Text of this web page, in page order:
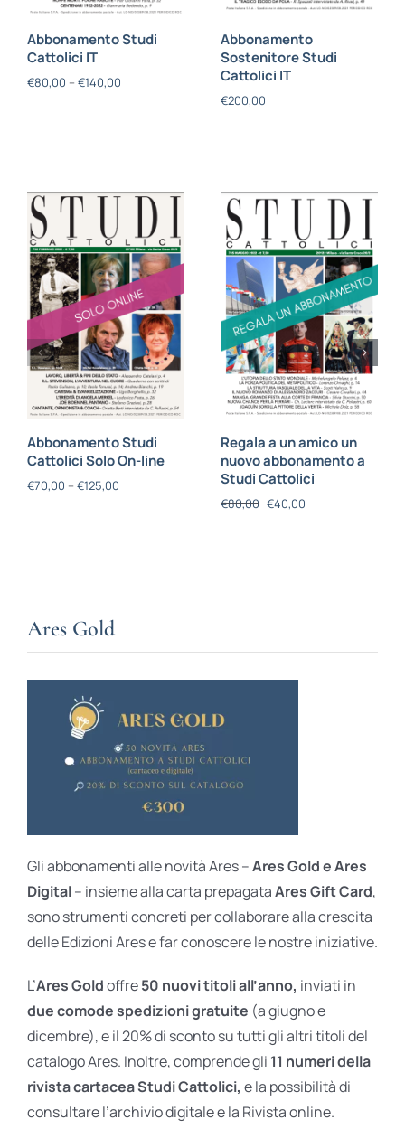
Abbonamento Studi
Cattolici IT
€80,00 – €140,00
Abbonamento
Sostenitore Studi
Cattolici IT
€200,00
Abbonamento Studi
Cattolici Solo On-line
€70,00 – €125,00
Regala a un amico un
nuovo abbonamento a
Studi Cattolici
€80,00 €40,00
Ares Gold
Gli abbonamenti alle novità Ares –Ares Gold e Ares
Digital– insieme alla carta prepagataAres Gift Card,
sono strumenti concreti per collaborare alla crescita
delle Edizioni Ares e far conoscere le nostre iniziative.
L’Ares Goldoffre50 nuovi titoli all’anno, inviati in
due comode spedizioni gratuite (a giugno e
dicembre), e il 20% di sconto su tutti gli altri titoli del
catalogo Ares. Inoltre, comprende gli 11 numeri della
rivista cartacea Studi Cattolici, e la possibilità di
consultare l’archivio digitale e la Rivista online.